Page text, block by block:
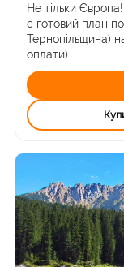
Не тільки
є готовий план
Тернопільщина)
оплати).